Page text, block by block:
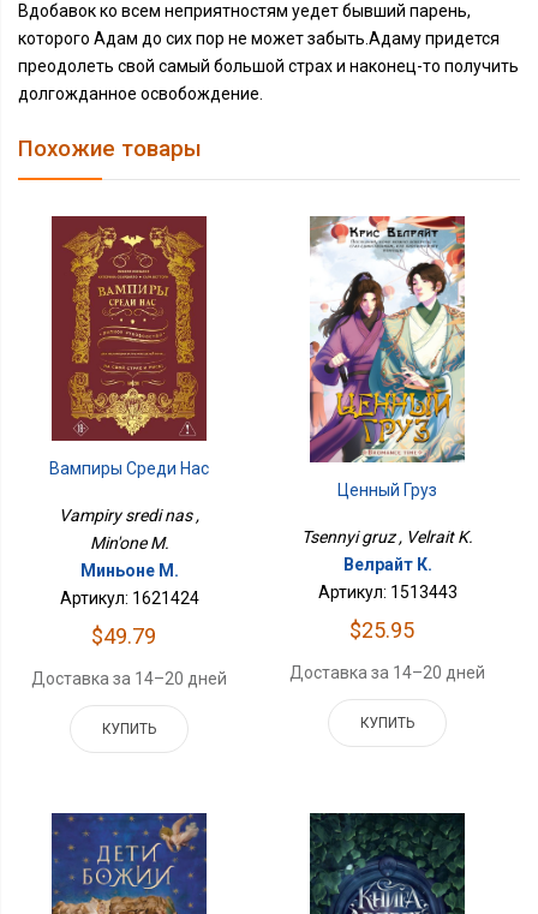
Вдобавок ко всем неприятностям уедет бывший парень,
которого Адам до сих пор не может забыть.Адаму придется
преодолеть свой самый большой страх и наконец-то получить
долгожданное освобождение.
Похожие товары
Вампиры Среди Нас
Vampiry sredi nas ,
Min'one M.
Миньоне М.
Артикул: 1621424
$49.79
Доставка за 14–20 дней
КУПИТЬ
Ценный Груз
Tsennyi gruz , Velrait K.
Велрайт К.
Артикул: 1513443
$25.95
Доставка за 14–20 дней
КУПИТЬ